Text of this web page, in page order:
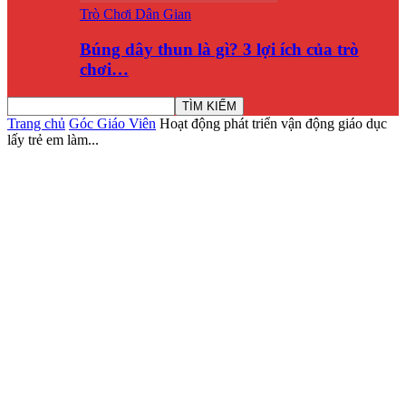
Trò Chơi Dân Gian
Búng dây thun là gì? 3 lợi ích của trò
chơi…
Trang chủ Góc Giáo Viên Hoạt động phát triển vận động giáo dục
lấy trẻ em làm...